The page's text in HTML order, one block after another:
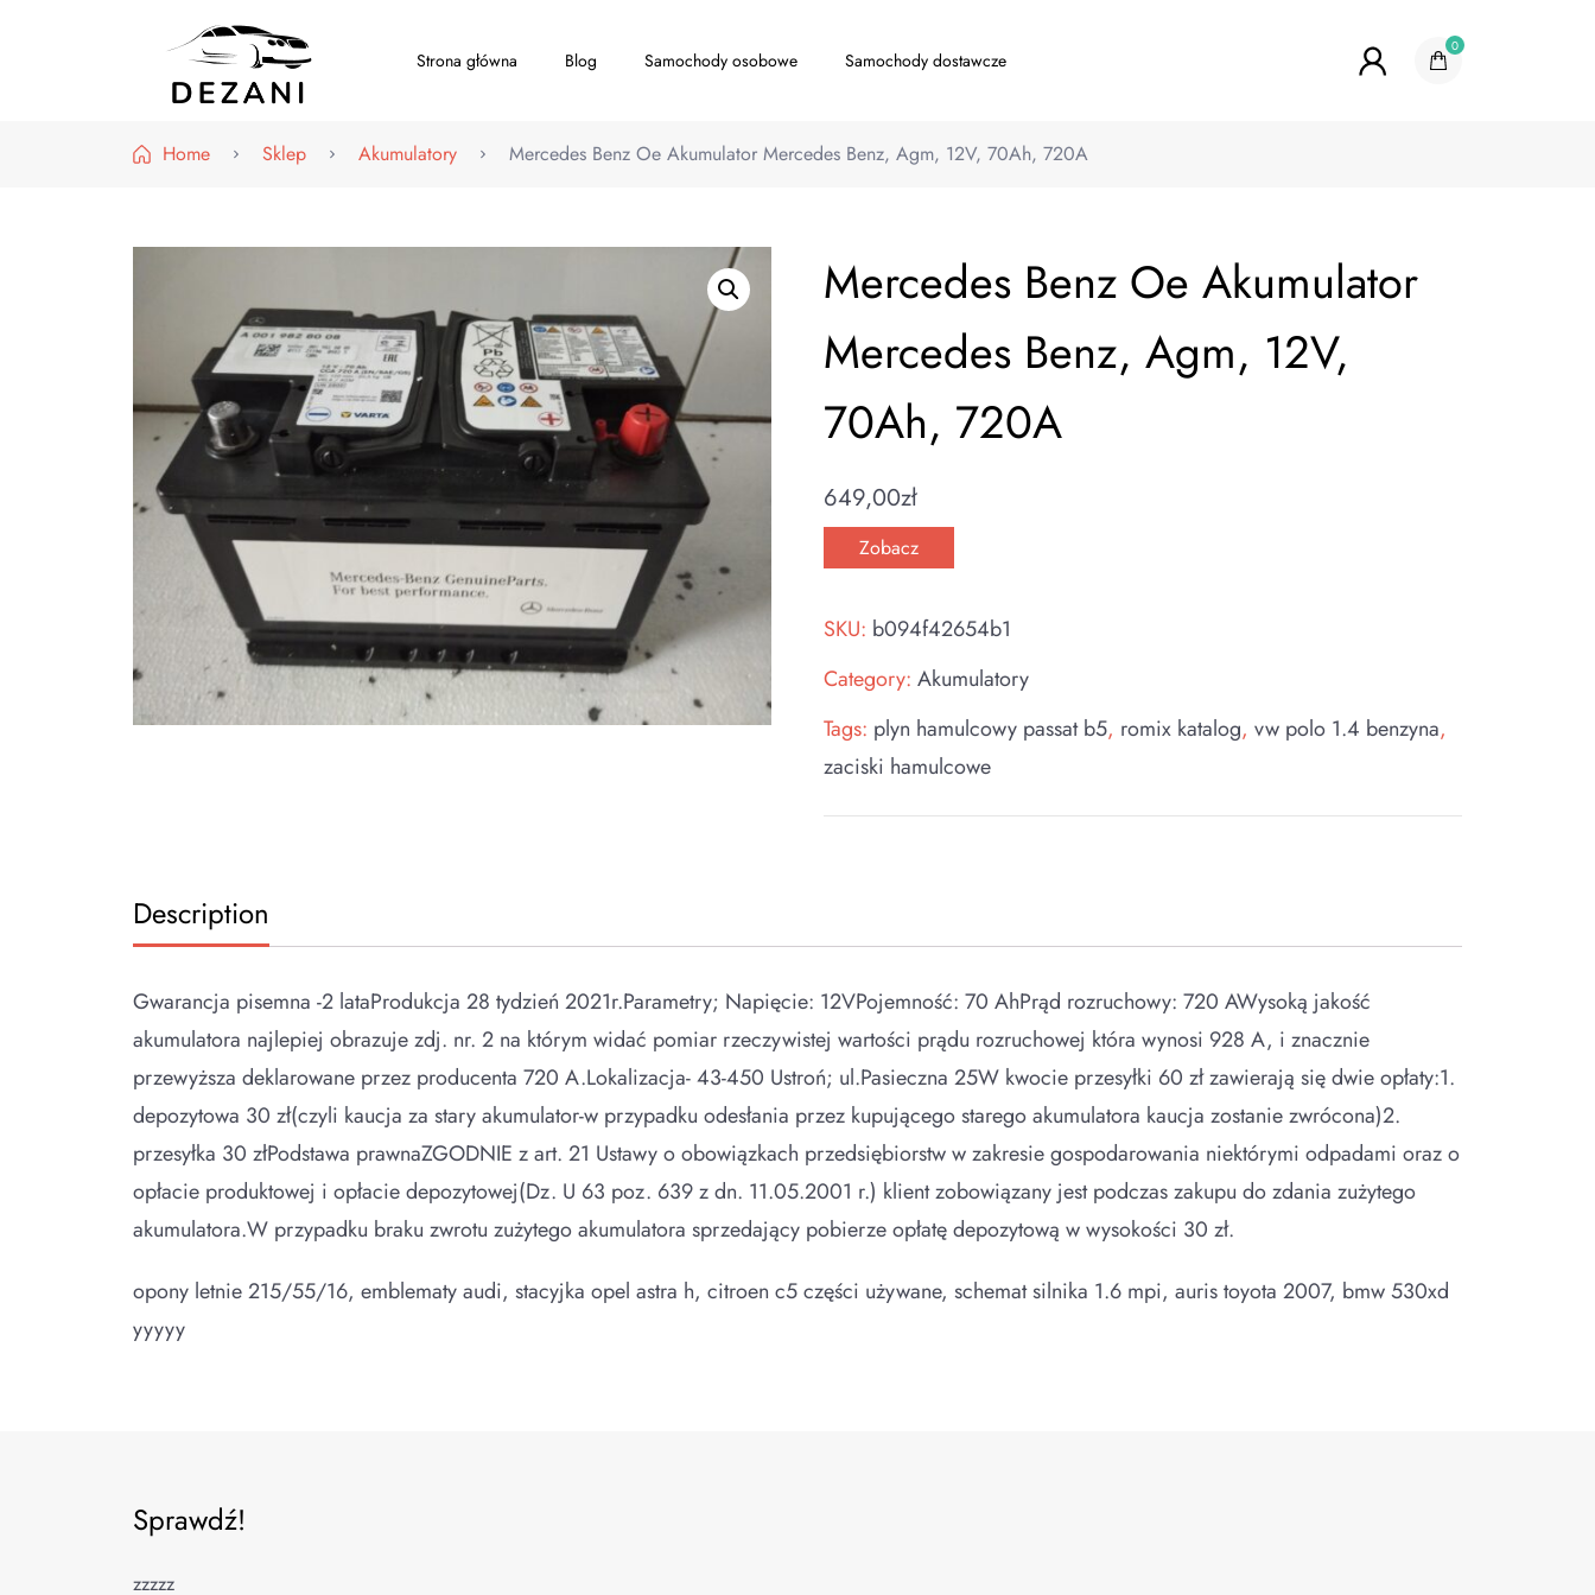
Strona główna Blog Samochody osobowe Samochody dostawcze
0
Home Sklep Akumulatory Mercedes Benz Oe Akumulator Mercedes Benz, Agm, 12V, 70Ah, 720A
Mercedes Benz Oe Akumulator
Mercedes Benz, Agm, 12V,
70Ah, 720A
649,00zł
Zobacz
SKU: b094f42654b1
Category:Akumulatory
Tags: plyn hamulcowy passat b5, romix katalog,vw polo 1.4 benzyna,
zaciski hamulcowe
Description
Gwarancja pisemna -2 lataProdukcja 28 tydzień 2021r.Parametry; Napięcie: 12VPojemność: 70 AhPrąd rozruchowy: 720 AWysoką jakość
akumulatora najlepiej obrazuje zdj. nr. 2 na którym widać pomiar rzeczywistej wartości prądu rozruchowej która wynosi 928 A, i znacznie
przewyższa deklarowane przez producenta 720 A.Lokalizacja- 43-450 Ustroń; ul.Pasieczna 25W kwocie przesyłki 60 zł zawierają się dwie opłaty:1.
depozytowa 30 zł(czyli kaucja za stary akumulator-w przypadku odesłania przez kupującego starego akumulatora kaucja zostanie zwrócona)2.
przesyłka 30 złPodstawa prawnaZGODNIE z art. 21 Ustawy o obowiązkach przedsiębiorstw w zakresie gospodarowania niektórymi odpadami oraz o
opłacie produktowej i opłacie depozytowej(Dz. U 63 poz. 639 z dn. 11.05.2001 r.) klient zobowiązany jest podczas zakupu do zdania zużytego
akumulatora.W przypadku braku zwrotu zużytego akumulatora sprzedający pobierze opłatę depozytową w wysokości 30 zł.
opony letnie 215/55/16, emblematy audi, stacyjka opel astra h, citroen c5 części używane, schemat silnika 1.6 mpi, auris toyota 2007, bmw 530xd
yyyyy
Sprawdź!
zzzzz